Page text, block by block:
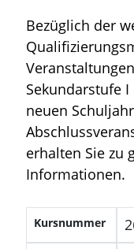
Bezüglich der
Sekundarstufe
neuen
erhalten Sie zu
Informationen.
Kursnummer